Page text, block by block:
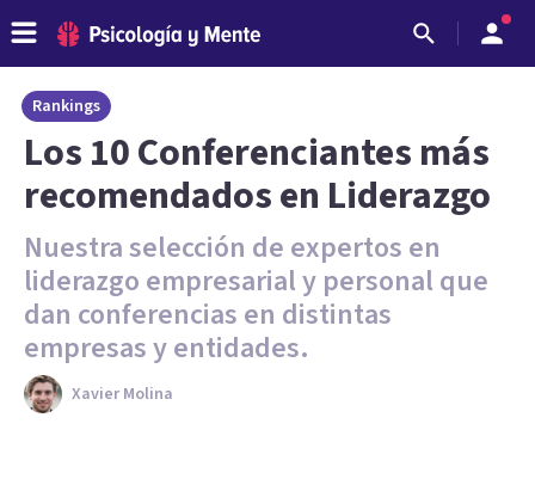
Rankings
Los 10 Conferenciantes más
recomendados en Liderazgo
Nuestra selección de expertos en
liderazgo empresarial y personal que
dan conferencias en distintas
empresas y entidades.
Xavier Molina